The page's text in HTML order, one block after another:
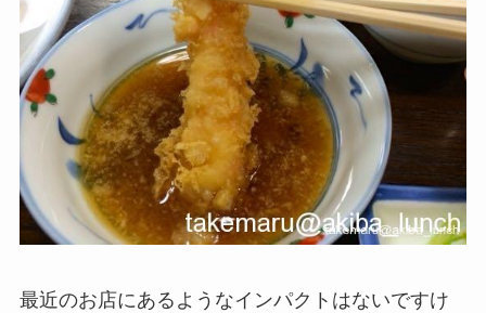
最近のお店にあるようなインパクトはないですけ